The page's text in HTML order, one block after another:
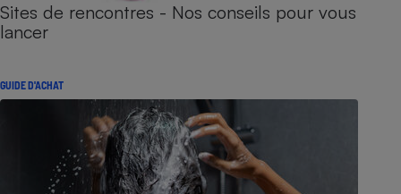
Sites de rencontres - Nos conseils pour vous
lancer
GUIDE D'ACHAT